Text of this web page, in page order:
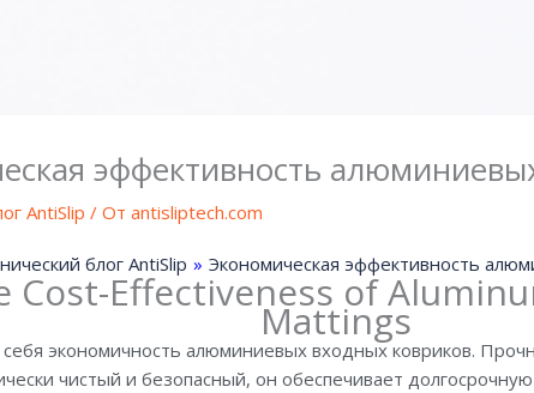
эффективность
AntiSlip / Отantisliptech.com
блог AntiSlip » Экономическая эффективность
Cost-Effectiveness of
Mattings
экономичность алюминиевых входных ковриков.
чистый и безопасный, он обеспечивает